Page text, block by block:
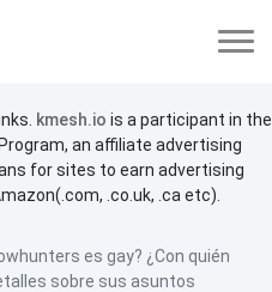
kmesh.io is a participant in the
an affiliate advertising
for sites to earn advertising
.co.uk, .ca etc).
es gay? ¿Con quién
sobre sus asuntos